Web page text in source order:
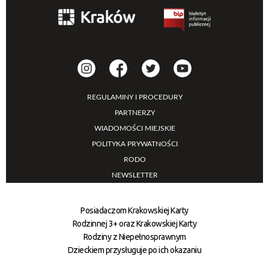
REGULAMINY I PROCEDURY
PARTNERZY
WIADOMOŚCI MIEJSKIE
POLITYKA PRYWATNOŚCI
RODO
NEWSLETTER
Posiadaczom Krakowskiej Karty
Rodzinnej 3+ oraz Krakowskiej Karty
Rodziny z Niepełnosprawnym
Dzieckiem przysługuje po ich okazaniu